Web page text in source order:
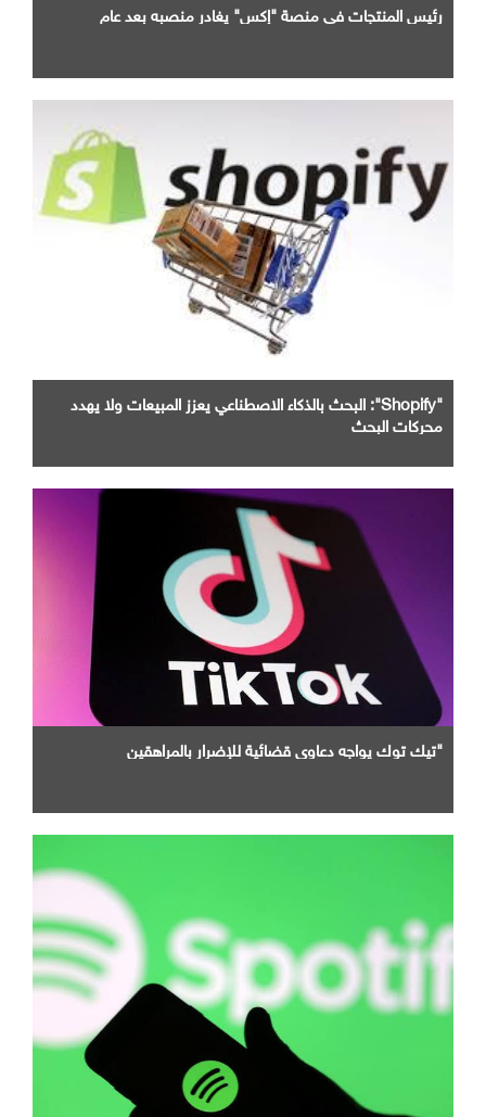
رئيس المنتجات في منصة "إكس" يغادر منصبه بعد عام
"Shopify": البحث بالذكاء الاصطناعي يعزز المبيعات ولا يهدد
محركات البحث
"تيك توك يواجه دعاوى قضائية للإضرار بالمراهقين